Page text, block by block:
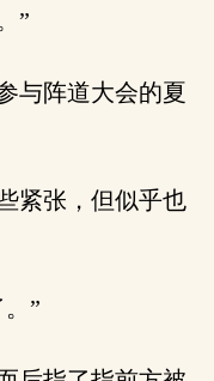
”
与阵道大会的夏
紧张，但似乎也
”